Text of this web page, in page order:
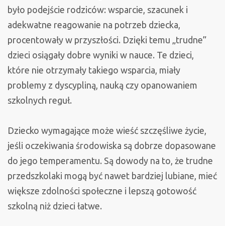
było podejście rodziców: wsparcie, szacunek i
adekwatne reagowanie na potrzeb dziecka,
procentowały w przyszłości. Dzięki temu „trudne”
dzieci osiągały dobre wyniki w nauce. Te dzieci,
które nie otrzymały takiego wsparcia, miały
problemy z dyscypliną, nauką czy opanowaniem
szkolnych reguł.
Dziecko wymagające może wieść szczęśliwe życie,
jeśli oczekiwania środowiska są dobrze dopasowane
do jego temperamentu. Są dowody na to, że trudne
przedszkolaki mogą być nawet bardziej lubiane, mieć
większe zdolności społeczne i lepszą gotowość
szkolną niż dzieci łatwe.